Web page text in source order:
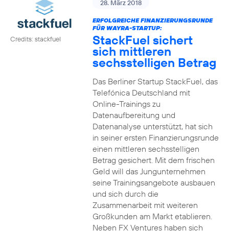
Credits: stackfuel
28. März 2018
ERFOLGREICHE FINANZIERUNGSRUNDE
FÜR WAYRA-STARTUP:
StackFuel sichert
sich mittleren
sechsstelligen Betrag
Das Berliner Startup StackFuel, das
Telefónica Deutschland mit
Online-Trainings zu
Datenaufbereitung und
Datenanalyse unterstützt, hat sich
in seiner ersten Finanzierungsrunde
einen mittleren sechsstelligen
Betrag gesichert. Mit dem frischen
Geld will das Jungunternehmen
seine Trainingsangebote ausbauen
und sich durch die
Zusammenarbeit mit weiteren
Großkunden am Markt etablieren.
Neben FX Ventures haben sich